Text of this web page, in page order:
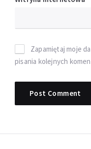
Zapamiętaj moje
pisania kolejnych